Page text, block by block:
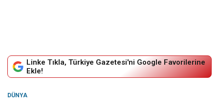
Linke Tıkla, Türkiye Gazetesi'ni Google Favorilerine
Ekle!
DÜNYA